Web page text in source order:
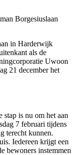
Borgesiuslaan
in Harderwijk
als de
Uwoon
21 december het
is nu om het aan
7 februari tijdens
terecht kunnen.
Iedereen krijgt een
bewoners instemmen